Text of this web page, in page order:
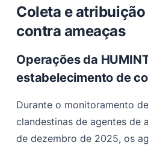
Coleta e
contra ameaças
Operações da
estabelecimento de
Durante o monitoramento
clandestinas de agentes de
de dezembro de 2025, os